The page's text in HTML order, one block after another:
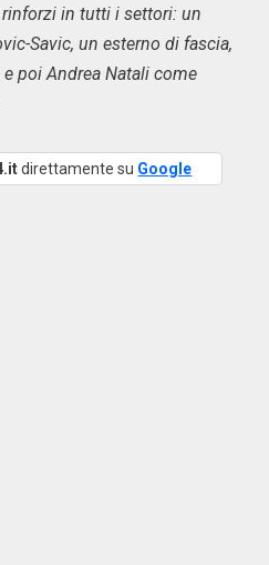
in tutti i settori: un
Savic, un esterno di fascia,
poi Andrea Natali come
direttamente su Google